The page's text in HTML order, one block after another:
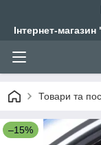
Інтернет-
Товари та
–15%